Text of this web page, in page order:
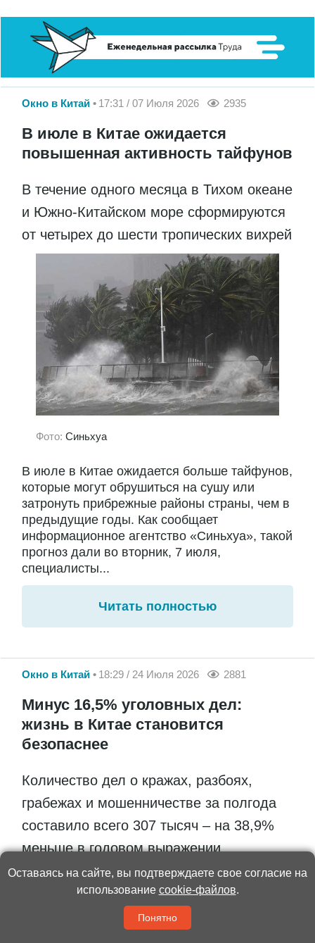
Окно в Китай 17:31 / 07 Июля 2026 2935
В июле в Китае ожидается
повышенная активность тайфунов
В течение одного месяца в Тихом океане
и Южно-Китайском море сформируются
от четырех до шести тропических вихрей
Фото: Синьхуа
В июле в Китае ожидается больше тайфунов,
которые могут обрушиться на сушу или
затронуть прибрежные районы страны, чем в
предыдущие годы. Как сообщает
информационное агентство «Синьхуа», такой
прогноз дали во вторник, 7 июля,
специалисты...
Читать полностью
Окно в Китай 18:29 / 24 Июля 2026 2881
Минус 16,5% уголовных дел:
жизнь в Китае становится
безопаснее
Количество дел о кражах, разбоях,
грабежах и мошенничестве за полгода
составило всего 307 тысяч – на 38,9%
меньше в годовом выражении
Оставаясь на сайте, вы подтверждаете свое согласие на
использование cookie-файлов.
Понятно